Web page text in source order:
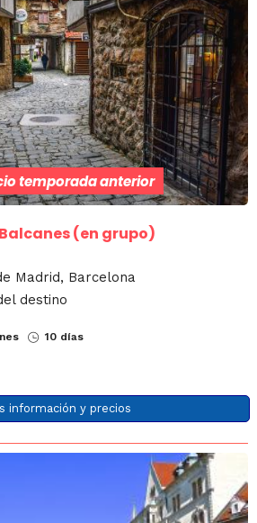
temporada anterior
(en grupo)
Madrid, Barcelona
destino
10 días
información y precios